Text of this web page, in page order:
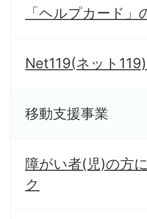
「ヘルプカード
Net119(ネット
移動支援事業
障がい者(児)の方
ク